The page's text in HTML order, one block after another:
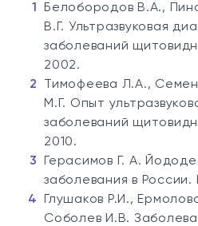
Белобородов В.А.,
В.Г. Ультразвуковая
заболеваний
2002.
Тимофеева Л.А.,
М.Г. Опыт
заболеваний
2010.
Герасимов Г. А.
заболевания в
Глушаков Р.И.,
Соболев И.В.